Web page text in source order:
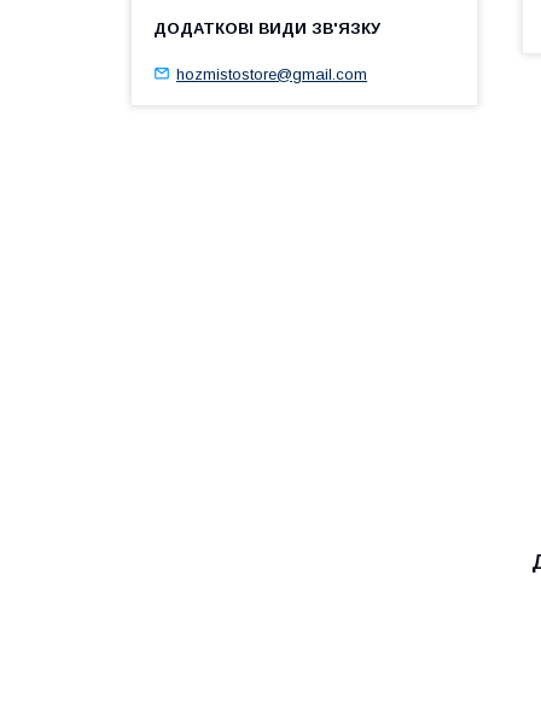
hozmistostore@gmail.com